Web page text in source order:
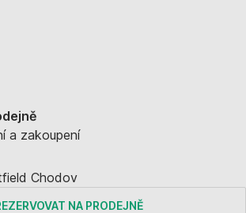
a zakoupení
Chodov
NA PRODEJNĚ